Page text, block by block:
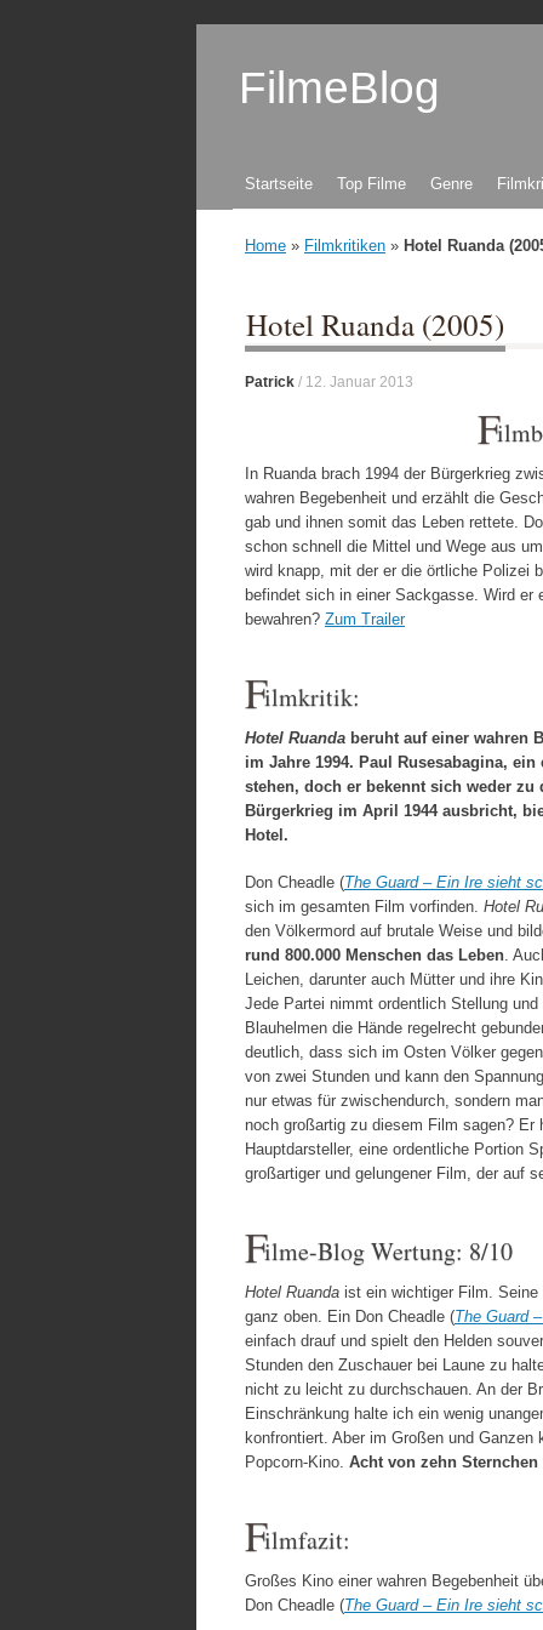
FilmeBlog
Zum Inhalt springen
Startseite Top Filme Genre
Home » Filmkritiken » Hotel Ruanda
Hotel Ruanda (2005)
Patrick / 12. Januar 2013
F
In Ruanda brach 1994 der Bürgerkrieg
wahren Begebenheit und erzählt die
gab und ihnen somit das Leben rettete.
schon schnell die Mittel und Wege aus
wird knapp, mit der er die örtliche Polizei
befindet sich in einer Sackgasse. Wird
bewahren? Zum Trailer
Filmkritik:
Hotel Ruanda beruht auf einer wahren
im Jahre 1994. Paul Rusesabagina,
stehen, doch er bekennt sich weder
Bürgerkrieg im April 1944 ausbricht,
Hotel.
Don Cheadle (The Guard – Ein Ire sieht
sich im gesamten Film vorfinden. Hotel
den Völkermord auf brutale Weise und
rund 800.000 Menschen das Leben.
Leichen, darunter auch Mütter und ihre
Jede Partei nimmt ordentlich Stellung
Blauhelmen die Hände regelrecht
deutlich, dass sich im Osten Völker
von zwei Stunden und kann den
nur etwas für zwischendurch, sondern
noch großartig zu diesem Film sagen? Er
Hauptdarsteller, eine ordentliche Portion
großartiger und gelungener Film, der auf
Filme-Blog Wertung: 8/10
Hotel Ruanda ist ein wichtiger Film.
ganz oben. Ein Don Cheadle (The Guard
einfach drauf und spielt den Helden
Stunden den Zuschauer bei Laune zu
nicht zu leicht zu durchschauen. An der
Einschränkung halte ich ein wenig
konfrontiert. Aber im Großen und Ganzen
Popcorn-Kino. Acht von zehn Sternchen
Filmfazit:
Großes Kino einer wahren Begebenheit
Don Cheadle (The Guard – Ein Ire sieht